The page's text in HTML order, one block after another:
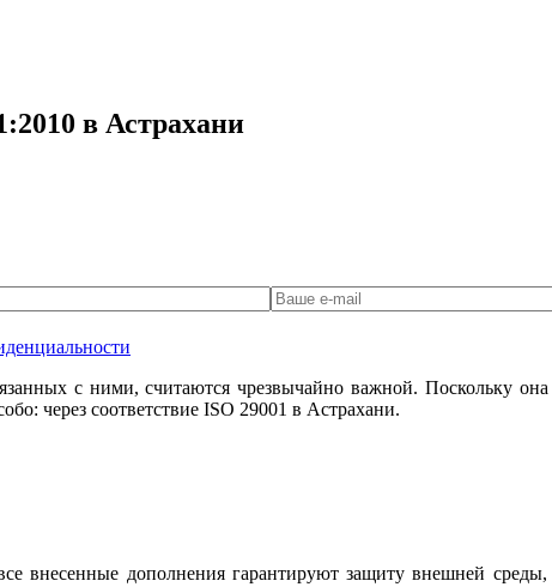
в Астрахани
с ними, считаются чрезвычайно важной. Поскольку
через соответствие ISO 29001 в Астрахани.
внесенные дополнения гарантируют защиту внешней среды,